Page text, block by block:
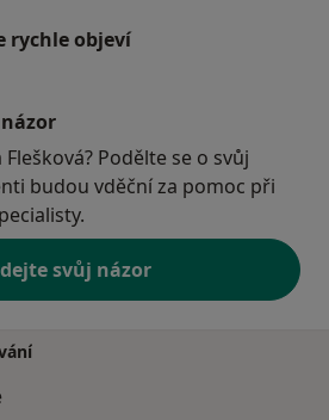
rychle objeví
Podělte se o svůj
budou vděční za pomoc při
svůj názor